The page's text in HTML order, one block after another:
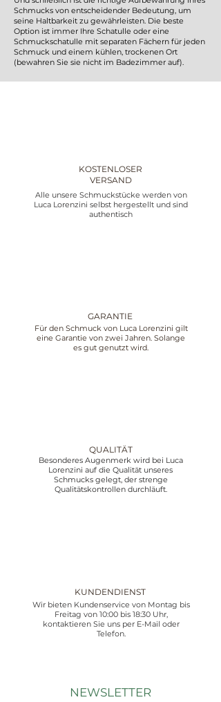
Schmucks von entscheidender Bedeutung, um
seine Haltbarkeit zu gewährleisten. Die beste
Option ist immer Ihre Schatulle oder eine
Schmuckschatulle mit separaten Fächern für jeden
Schmuck und einem kühlen, trockenen Ort
(bewahren Sie sie nicht im Badezimmer auf).
KOSTENLOSER
VERSAND
Alle unsere Schmuckstücke werden von
Luca Lorenzini selbst hergestellt und sind
authentisch
GARANTIE
Für den Schmuck von Luca Lorenzini gilt
eine Garantie von zwei Jahren. Solange
es gut genutzt wird.
QUALITÄT
Besonderes Augenmerk wird bei Luca
Lorenzini auf die Qualität unseres
Schmucks gelegt, der strenge
Qualitätskontrollen durchläuft.
KUNDENDIENST
Wir bieten Kundenservice von Montag bis
Freitag von 10:00 bis 18:30 Uhr,
kontaktieren Sie uns per E-Mail oder
Telefon.
NEWSLETTER